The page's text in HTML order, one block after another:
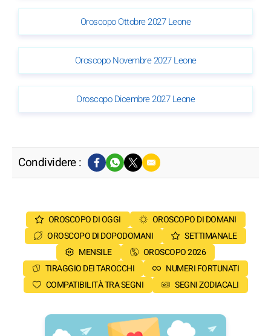
Oroscopo Ottobre 2027 Leone
Oroscopo Novembre 2027 Leone
Oroscopo Dicembre 2027 Leone
Condividere :
OROSCOPO DI OGGI
OROSCOPO DI DOMANI
OROSCOPO DI DOPODOMANI
SETTIMANALE
MENSILE
OROSCOPO 2026
TIRAGGIO DEI TAROCCHI
NUMERI FORTUNATI
COMPATIBILITÀ TRA SEGNI
SEGNI ZODIACALI